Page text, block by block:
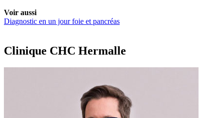
Voir aussi
Diagnostic en un jour foie et pancréas
Clinique CHC Hermalle